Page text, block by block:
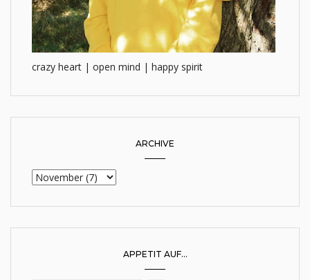
crazy heart | open mind | happy spirit
ARCHIVE
APPETIT AUF...